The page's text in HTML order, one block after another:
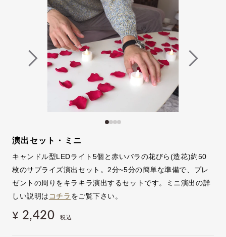
演出セット・ミニ
キャンドル型LEDライト5個と赤いバラの花びら(造花)約50
枚のサプライズ演出セット。2分~5分の簡単な準備で、プレ
ゼントの周りをキラキラ演出するセットです。ミニ演出の詳
しい説明は コチラ をご覧下さい。
¥ 2,420 税込